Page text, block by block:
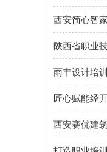
西安简心智
陕西省职业
雨丰设计培
匠心赋能经
西安赛优建